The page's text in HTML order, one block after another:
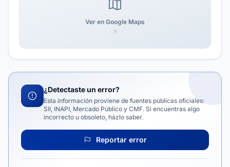
Ver en Google Maps
¿Detectaste un error?
Esta información proviene de fuentes públicas oficiales:
SII, INAPI, Mercado Público y CMF. Si encuentras algo
incorrecto u obsoleto, házlo saber.
Reportar error